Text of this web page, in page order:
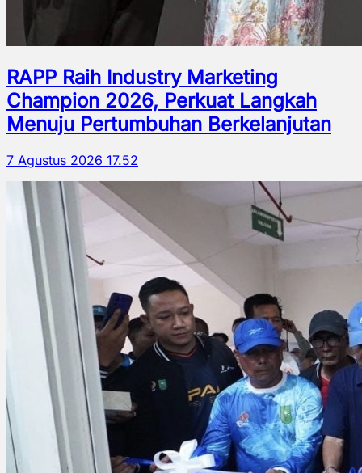
RAPP Raih Industry Marketing
Champion 2026, Perkuat Langkah
Menuju Pertumbuhan Berkelanjutan
7 Agustus 2026 17.52